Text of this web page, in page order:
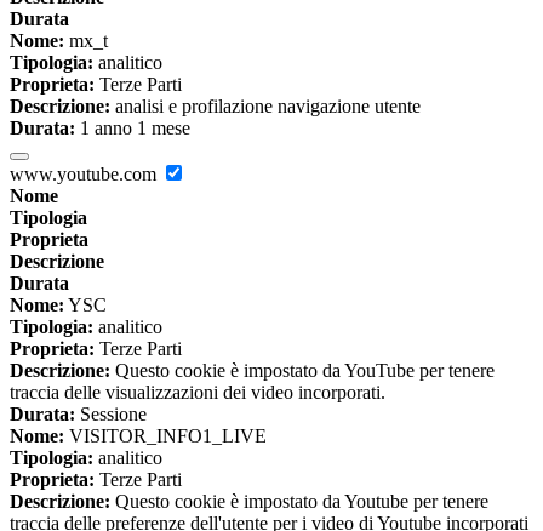
Durata
Nome: mx_t
Tipologia: analitico
Proprieta: Terze Parti
Descrizione: analisi e profilazione navigazione utente
Durata: 1 anno 1 mese
www.youtube.com
Nome
Tipologia
Proprieta
Descrizione
Durata
Nome: YSC
Tipologia: analitico
Proprieta: Terze Parti
Descrizione: Questo cookie è impostato da YouTube per tenere
traccia delle visualizzazioni dei video incorporati.
Durata: Sessione
Nome: VISITOR_INFO1_LIVE
Tipologia: analitico
Proprieta: Terze Parti
Descrizione: Questo cookie è impostato da Youtube per tenere
traccia delle preferenze dell'utente per i video di Youtube incorporati